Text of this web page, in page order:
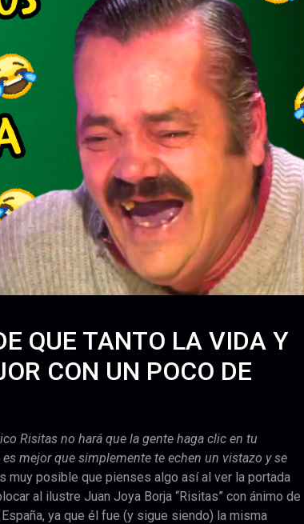
QUE TANTO LA VIDA Y
CON UN POCO DE
Risitas no hará que la gente haga clic en tu
mejor que simplemente te echen un vistazo y se
muy posible que pienses algo así al ver la portada
al ilustre Juan Joya Borja “Risitas” con ánimo de
ya que él fue (y sigue siendo) la misma